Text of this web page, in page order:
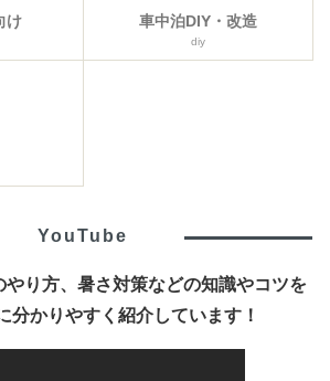
け 車中泊DIY・改造
diy
YouTube
り方、暑さ対策などの知識やコツを
分かりやすく紹介しています！